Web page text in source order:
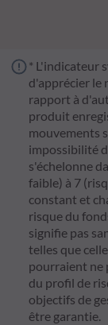
* L'indicateur
d'apprécier le
rapport à
produit
mouvements
impossibilité
s'échelonne
faible) à 7
constant et
risque du
signifie pas
telles que
pourraient ne
du profil de
objectifs de
être garantie.